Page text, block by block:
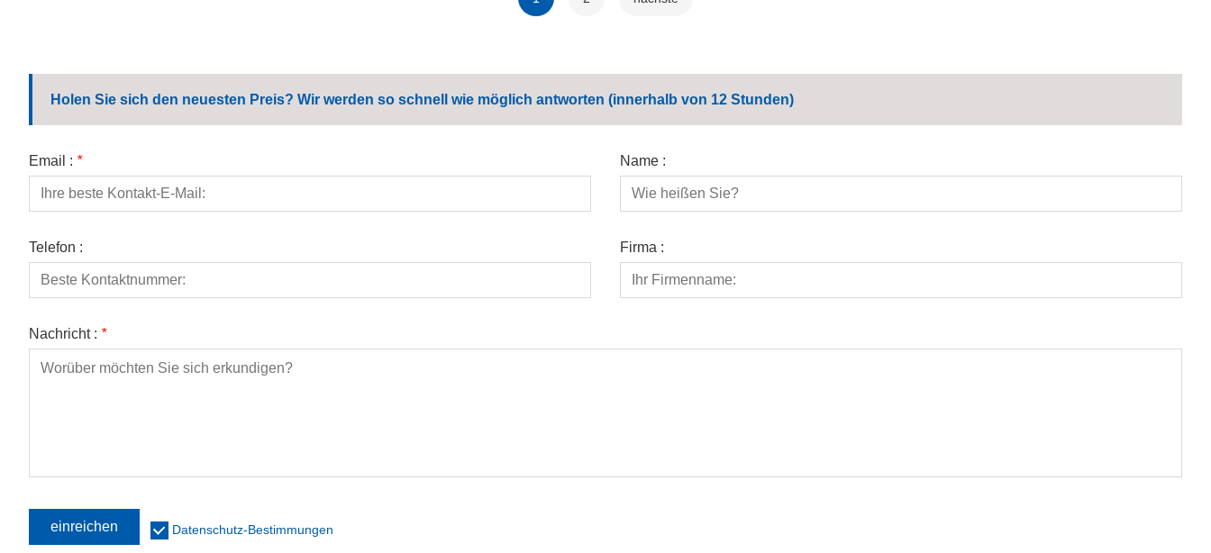
Holen Sie sich den neuesten Preis? Wir werden so schnell wie möglich antworten (innerhalb von 12 Stunden)
Email : * Name :
Telefon : Firma :
Nachricht : *
einreichen Datenschutz-Bestimmungen